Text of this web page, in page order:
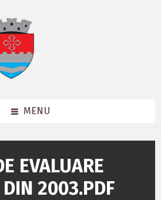
MENU
EVALUARE
DIN 2003.PDF